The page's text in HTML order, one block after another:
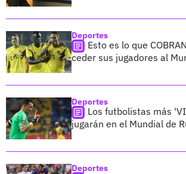
Deportes
Esto es lo que
ceder sus jugadores al
Deportes
Los futbolistas más
jugarán en el Mundial de
Deportes